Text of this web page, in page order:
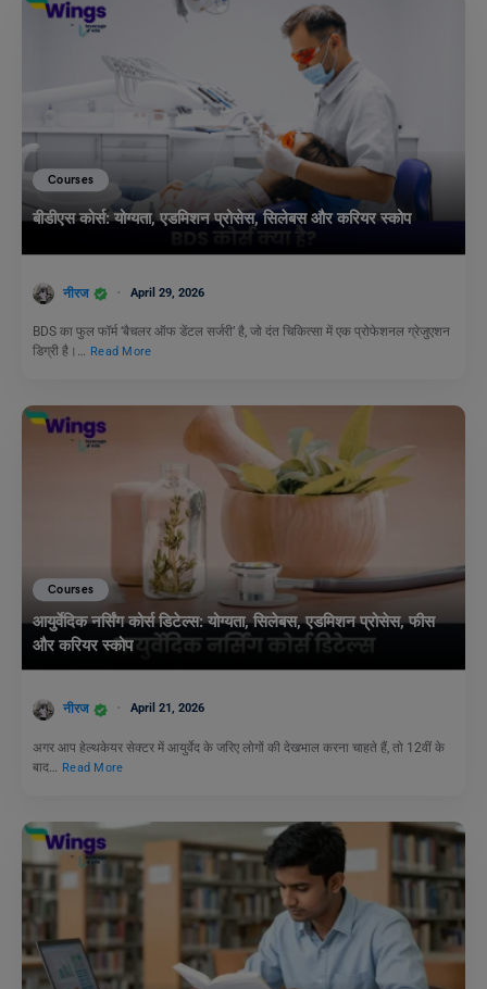
Courses
बीडीएस कोर्स: योग्यता, एडमिशन प्रोसेस, सिलेबस और करियर स्कोप
नीरज April 29, 2026
BDS का फुल फॉर्म ‘बैचलर ऑफ डेंटल सर्जरी’ है, जो दंत चिकित्सा में एक प्रोफेशनल ग्रेजुएशन
डिग्री है।… Read More
Courses
आयुर्वेदिक नर्सिंग कोर्स डिटेल्स: योग्यता, सिलेबस, एडमिशन प्रोसेस, फीस
और करियर स्कोप
नीरज April 21, 2026
अगर आप हेल्थकेयर सेक्टर में आयुर्वेद के जरिए लोगों की देखभाल करना चाहते हैं, तो 12वीं के
बाद…
Read More